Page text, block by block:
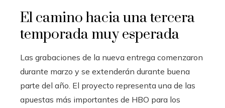
El camino hacia una tercera
temporada muy esperada
Las grabaciones de la nueva entrega comenzaron
durante marzo y se extenderán durante buena
parte del año. El proyecto representa una de las
apuestas más importantes de HBO para los